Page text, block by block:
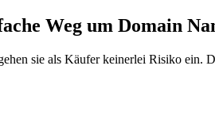
Weg um Domain
sie als Käufer keinerlei Risiko ein.